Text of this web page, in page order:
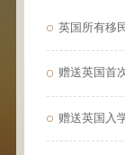
英国所有移
赠送英国首
赠送英国入